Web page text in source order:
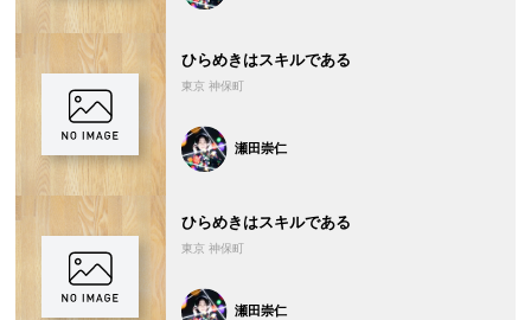
ひらめきはスキルである
東京 神保町
瀬田崇仁
ひらめきはスキルである
東京 神保町
瀬田崇仁